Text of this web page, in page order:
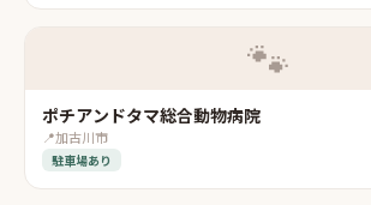
🐾
ポチアンドタマ総合動物病院
📍加古川市
駐車場あり